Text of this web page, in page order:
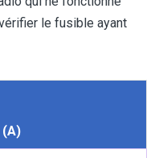
le fusible ayant
(A)